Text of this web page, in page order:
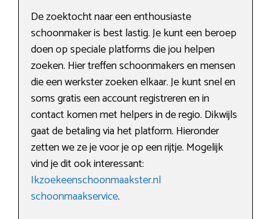
De zoektocht naar een enthousiaste
schoonmaker is best lastig. Je kunt een beroep
doen op speciale platforms die jou helpen
zoeken. Hier treffen schoonmakers en mensen
die een werkster zoeken elkaar. Je kunt snel en
soms gratis een account registreren en in
contact komen met helpers in de regio. Dikwijls
gaat de betaling via het platform. Hieronder
zetten we ze je voor je op een rijtje. Mogelijk
vind je dit ook interessant:
Ikzoekeenschoonmaakster.nl
schoonmaakservice.